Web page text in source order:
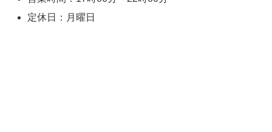
定休日：月曜日